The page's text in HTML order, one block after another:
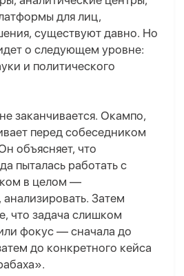
для лиц,
, существуют давно. Но
о следующем уровне:
и политического
заканчивается. Окампо,
перед собеседником
объясняет, что
пыталась работать с
в целом —
Затем
что задача слишком
фокус — сначала до
до конкретного кейса
».